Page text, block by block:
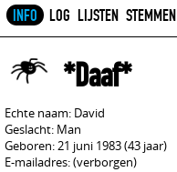
INFO LOG LIJSTEN STEMMEN
*Daaf*
Echte naam: David
Geslacht: Man
Geboren: 21 juni 1983 (43 jaar)
E-mailadres: (verborgen)